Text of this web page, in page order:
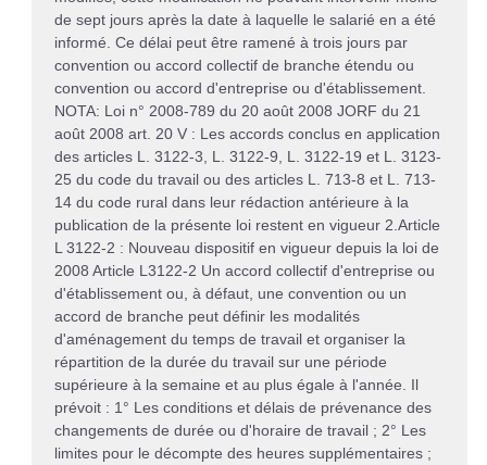
de sept jours après la date à laquelle le salarié en a été
informé. Ce délai peut être ramené à trois jours par
convention ou accord collectif de branche étendu ou
convention ou accord d'entreprise ou d'établissement.
NOTA: Loi n° 2008-789 du 20 août 2008 JORF du 21
août 2008 art. 20 V : Les accords conclus en application
des articles L. 3122-3, L. 3122-9, L. 3122-19 et L. 3123-
25 du code du travail ou des articles L. 713-8 et L. 713-
14 du code rural dans leur rédaction antérieure à la
publication de la présente loi restent en vigueur 2.Article
L 3122-2 : Nouveau dispositif en vigueur depuis la loi de
2008 Article L3122-2 Un accord collectif d'entreprise ou
d'établissement ou, à défaut, une convention ou un
accord de branche peut définir les modalités
d'aménagement du temps de travail et organiser la
répartition de la durée du travail sur une période
supérieure à la semaine et au plus égale à l'année. Il
prévoit : 1° Les conditions et délais de prévenance des
changements de durée ou d'horaire de travail ; 2° Les
limites pour le décompte des heures supplémentaires ;